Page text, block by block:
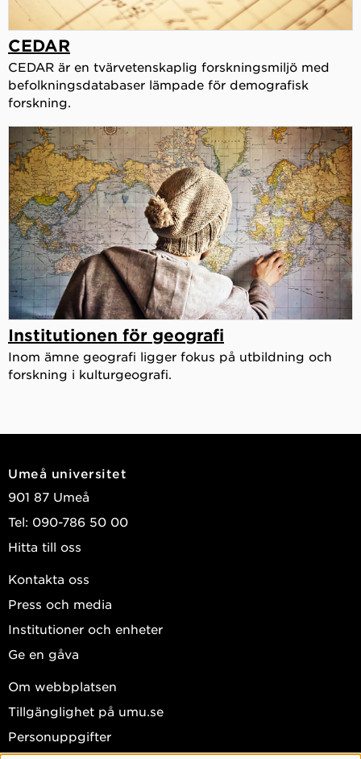
CEDAR
CEDAR är en tvärvetenskaplig forskningsmiljö med
befolkningsdatabaser lämpade för demografisk
forskning.
Institutionen för geografi
Inom ämne geografi ligger fokus på utbildning och
forskning i kulturgeografi.
Umeå universitet
901 87 Umeå
Tel: 090-786 50 00
Hitta till oss
Kontakta oss
Press och media
Institutioner och enheter
Ge en gåva
Om webbplatsen
Tillgänglighet på umu.se
Personuppgifter